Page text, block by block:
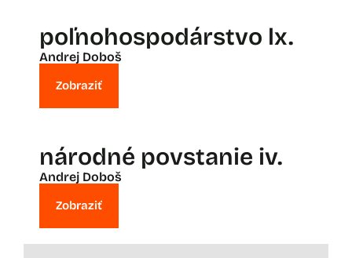
poľnohospodárstvo lx.
Andrej Doboš
Zobraziť
národné povstanie iv.
Andrej Doboš
Zobraziť